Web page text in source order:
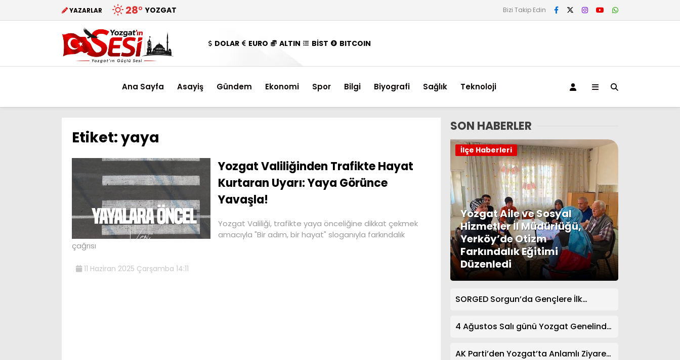
YAZARLAR 28° YOZGAT Bizi Takip Edin
DOLAR EURO ALTIN BİST BITCOIN
Ana Sayfa Asayiş Gündem Ekonomi Spor Bilgi Biyografi Sağlık Teknoloji
Etiket:yaya
Yozgat Valiliğinden Trafikte Hayat
Kurtaran Uyarı: Yaya Görünce
Yavaşla!
Yozgat Valiliği, trafikte yaya önceliğine dikkat çekmek
amacıyla "Bir adım, bir hayat" sloganıyla farkındalık
çağrısı
11 Haziran 2025 Çarşamba 14:11
SON HABERLER
Yozgat Aile ve Sosyal
Hizmetler İl Müdürlüğü,
Yerköy’de Otizm
Farkındalık Eğitimi
Düzenledi
İlçe Haberleri
SORGED Sorgun’da Gençlere İlk
4 Ağustos Salı günü Yozgat Genelinde
AK Parti’den Yozgat’ta Anlamlı Ziyaret!